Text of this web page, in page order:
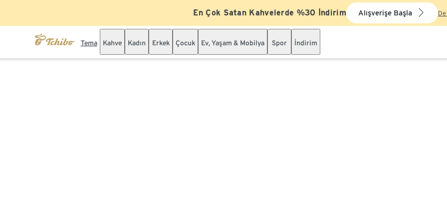
En Çok Satan Kahvelerde %30 İndirim Alışverişe Başla
Tema Kahve Kadın Erkek Çocuk Ev, Yaşam & Mobilya Spor İndirim